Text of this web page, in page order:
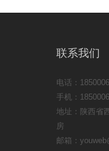
联系我们
电话：
手机：
地址：陕西省
房
邮箱：